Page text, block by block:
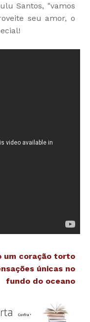
Santos, "vamos
seu amor, o
um coração torto
únicas no
fundo do oceano